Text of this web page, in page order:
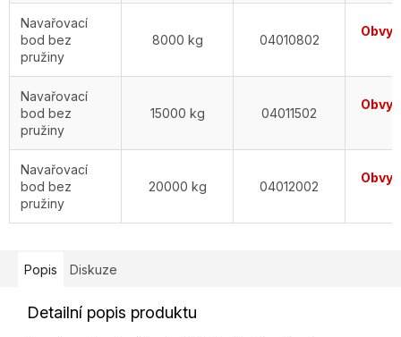
Navařovací
bod bez
pružiny
8000 kg 04010802
Navařovací
bod bez
pružiny
15000 kg 04011502
Navařovací
bod bez
pružiny
20000 kg 04012002
Popis Diskuze
Detailní popis produktu